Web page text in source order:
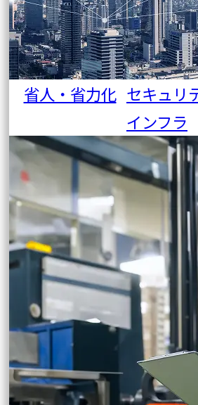
省人・省力化 セキュリ
インフラ
ス
セミナ
ー・イ
ベント
PACIFIC
サイバ
ー
セキュ
リティ
研究所